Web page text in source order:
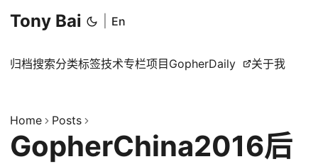
Tony Bai En
归档搜索分类标签技术专栏项目 GopherDaily 关于我
Home Posts
GopherChina2016后